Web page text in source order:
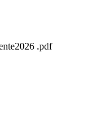
.pdf